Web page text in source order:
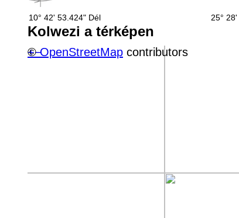
10° 42' 53.424" Dél 25°
Kolwezi a térképen
+−
©OpenStreetMap contributors